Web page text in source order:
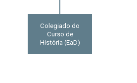
Colegiado do
Curso de
História (EaD)